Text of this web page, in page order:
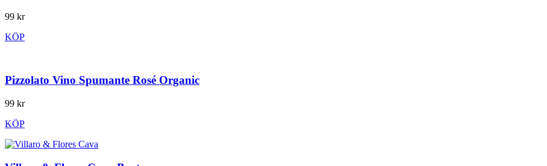
99 kr
KÖP
Pizzolato Vino Spumante Rosé Organic
99 kr
KÖP